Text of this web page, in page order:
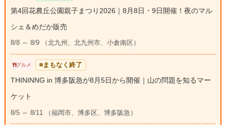
第4回花農丘公園親子まつり2026｜8月8日・9日開催！夜のマル
シェ＆めだか販売
8/8 ～ 8/9 （北九州、北九州市、小倉南区）
グルメ まもなく終了
THININNG in 博多阪急が8月5日から開催｜山の問題を知るマー
ケット
8/5 ～ 8/11 （福岡市、博多区、博多阪急）